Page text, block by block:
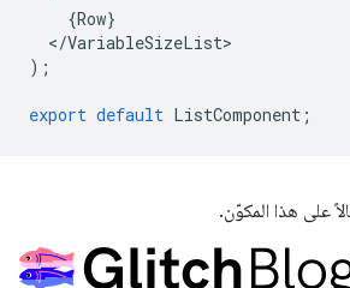
{Row
</VariableSizeList
export default ListComponent
هذا المكوّن.